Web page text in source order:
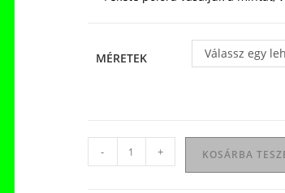
MÉRETEK Válassz egy
gyerek
- + KOSÁRBA